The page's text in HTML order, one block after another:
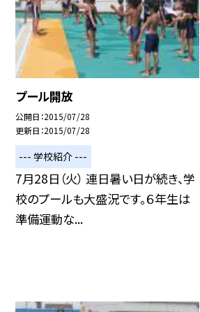
プール開放
公開日 2015/07/28
更新日 2015/07/28
--- 学校紹介 ---
7月28日（火） 連日暑い日が続き、学
校のプールも大盛況です。６年生は
準備運動な...